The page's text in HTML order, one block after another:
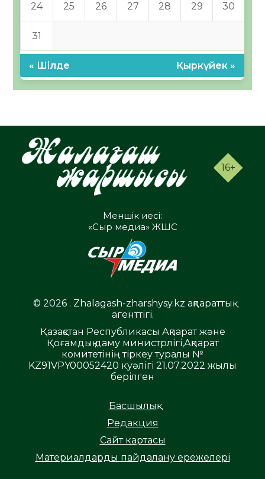
24 25 26 27 28 29 30
31
« Шілде Қыркүйек »
16+
Меншік иесі:
«Сыр медиа» ЖШС
© 2026 . Zhalagash-zharshysy.kz ақпараттық
агенттігі.
Қазақстан Республикасы Ақпарат және
Қоғамдық даму министрлігі,Ақпарат
комитетінің тіркеу туралы №
KZ91VPY00052420 куәлігі 21.07.2022 жылы
берілген
Басшылық
Редакция
Сайт картасы
Материалдарды пайдалану ережелері